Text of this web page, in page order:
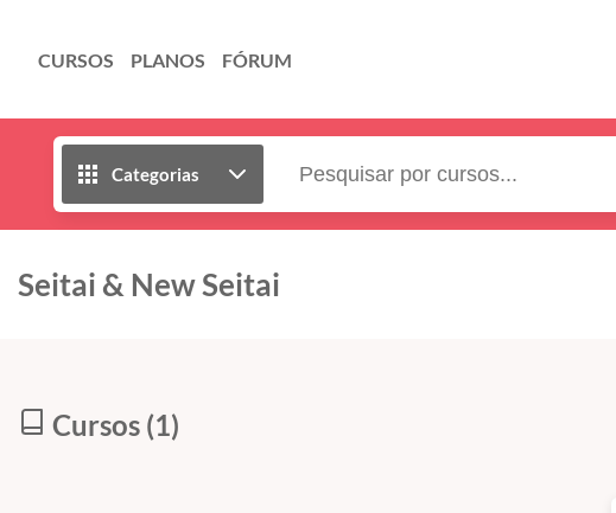
CURSOS PLANOS FÓRUM
Categorias
Seitai & New Seitai
Cursos (1)